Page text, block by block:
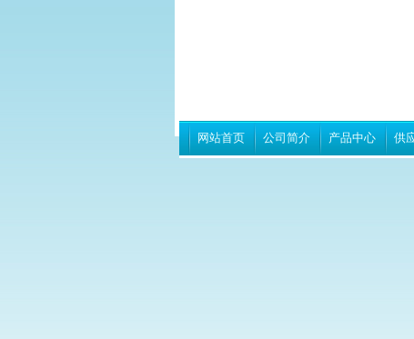
网站首页 公司简介 产品中心 供